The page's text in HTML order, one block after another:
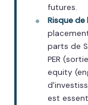
futures.
Risque
parts de
PER
equity
est